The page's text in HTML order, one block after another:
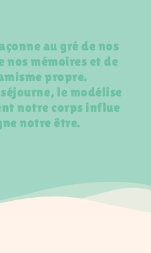
au gré de nos
nos mémoires et de
propre.
le modélise
notre corps influe
notre être.